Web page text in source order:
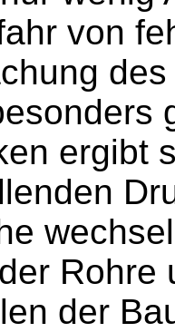
von
ergibt
Rohre
der